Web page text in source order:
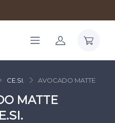
CE.SI. AVOCADO MATTE
MATTE